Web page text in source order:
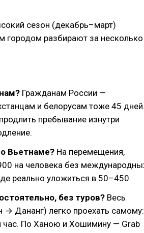
сезон (декабрь–март)
городом разбирают за несколько
Гражданам России —
и белорусам тоже 45
пребывание изнутри
Вьетнаме? На перемещения,
на человека без
реально уложиться в 50–450.
без туров? Весь
Дананг) легко проехать самому:
По Ханою и Хошимину — Grab